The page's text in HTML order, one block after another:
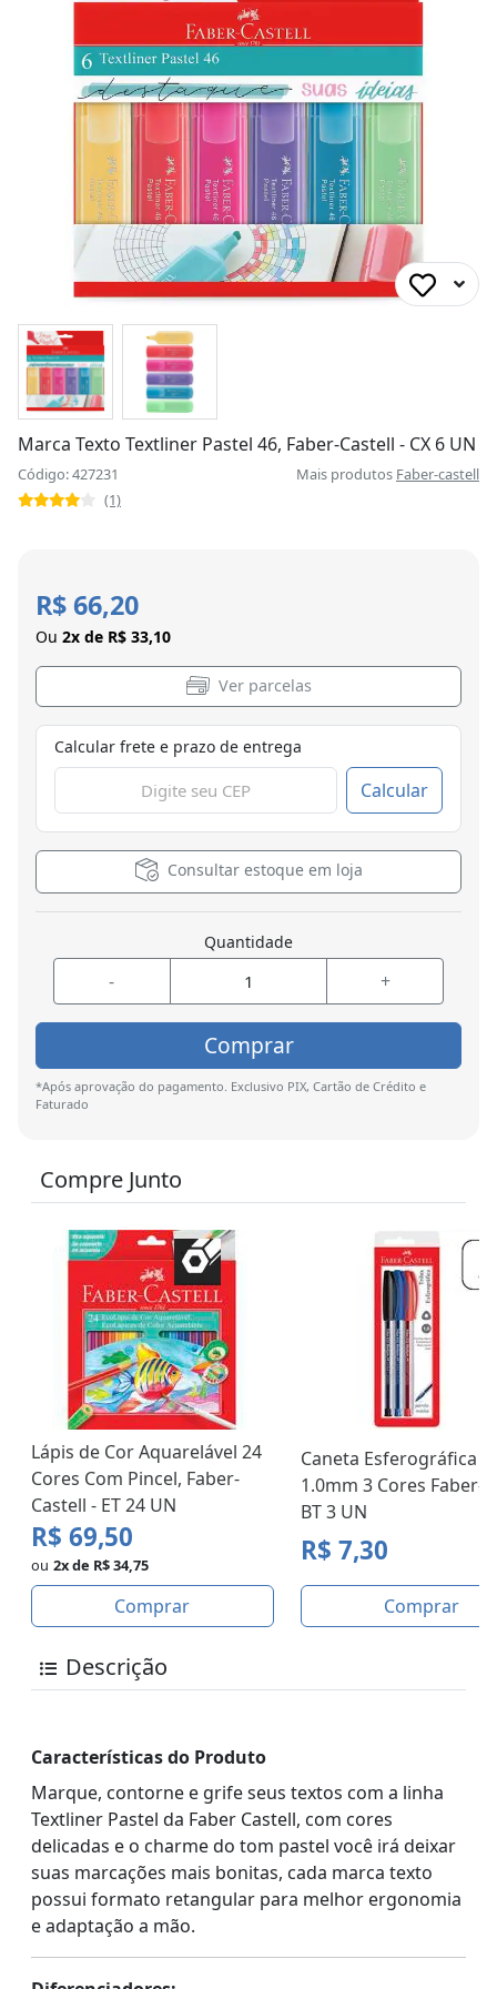
Marca Texto Textliner Pastel 46, Faber-Castell - CX 6 UN
Código: 427231 Mais produtos Faber-castell
(1)
R$ 66,20
Ou 2x de R$ 33,10
Ver parcelas
Calcular frete e prazo de entrega
Calcular
Consultar estoque em loja
Quantidade
- +
Comprar
*Após aprovação do pagamento. Exclusivo PIX, Cartão de Crédito e
Faturado
Compre Junto
Lápis de Cor Aquarelável 24
Cores Com Pincel, Faber-
Castell - ET 24 UN
R$ 69,50
ou 2x de R$ 34,75
Comprar
Caneta Esferográfica
1.0mm 3 Cores Faber-
BT 3 UN
R$ 7,30
Comprar
Descrição
Características do Produto
Marque, contorne e grife seus textos com a linha
Textliner Pastel da Faber Castell, com cores
delicadas e o charme do tom pastel você irá deixar
suas marcações mais bonitas, cada marca texto
possui formato retangular para melhor ergonomia
e adaptação a mão.